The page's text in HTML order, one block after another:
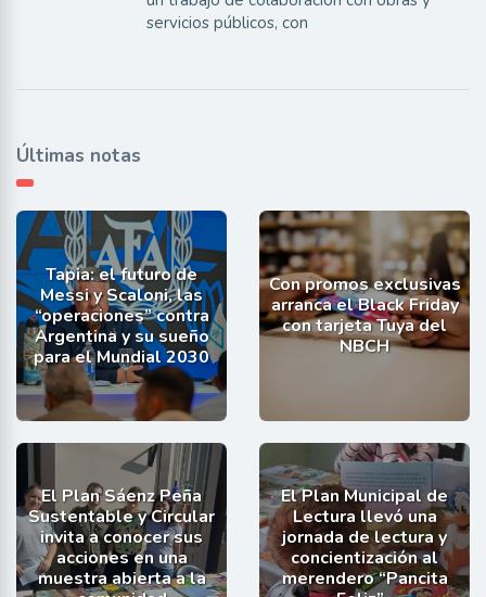
servicios públicos, con
Últimas notas
Tapia: el futuro de
Messi y Scaloni, las
“operaciones” contra
Argentina y su sueño
para el Mundial 2030
Con promos exclusivas
arranca el Black Friday
con tarjeta Tuya del
NBCH
El Plan Sáenz Peña
Sustentable y Circular
invita a conocer sus
acciones en una
muestra abierta a la
El Plan Municipal de
Lectura llevó una
jornada de lectura y
concientización al
merendero “Pancita